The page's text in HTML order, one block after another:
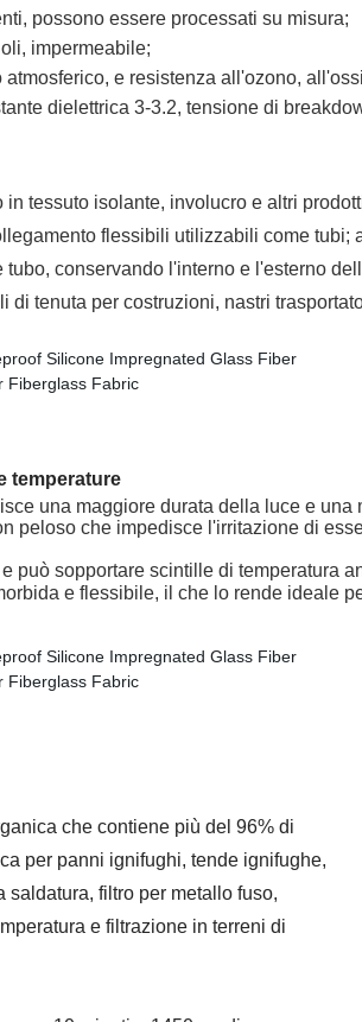
possono essere processati su misura;
impermeabile;
e resistenza all'ozono,
dielettrica 3-3.2, tensione di
tessuto isolante, involucro e altri
flessibili utilizzabili come
conservando l'interno e l'esterno
di tenuta per costruzioni, nastri
temperature
una maggiore durata della luce e
peloso che impedisce l'irritazione di
può sopportare scintille di temperatura
e flessibile, il che lo rende ideale
che contiene più del 96% di
per panni ignifughi, tende ignifughe,
filtro per metallo fuso,
e filtrazione in terreni di